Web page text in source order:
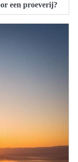
een proeverij?